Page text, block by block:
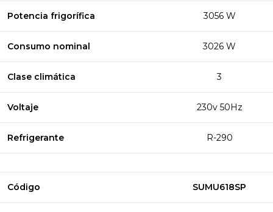
Potencia frigorífica 3056 W
Consumo nominal 3026 W
Clase climática 3
Voltaje 230v 50Hz
Refrigerante R-290
Código SUMU618SP